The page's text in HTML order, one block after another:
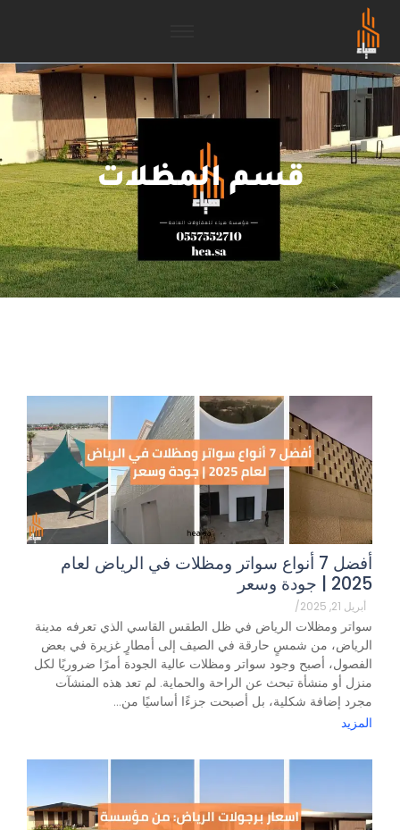
قسم المظلات
أفضل 7 أنواع سواتر ومظلات في الرياض لعام
2025 | جودة وسعر
أبريل 21, 2025 /
سواتر ومظلات الرياض في ظل الطقس القاسي الذي تعرفه مدينة
الرياض، من شمسٍ حارقة في الصيف إلى أمطارٍ غزيرة في بعض
الفصول، أصبح وجود سواتر ومظلات عالية الجودة أمرًا ضروريًا لكل
منزل أو منشأة تبحث عن الراحة والحماية. لم تعد هذه المنشآت
مجرد إضافة شكلية، بل أصبحت جزءًا أساسيًا من...
المزيد